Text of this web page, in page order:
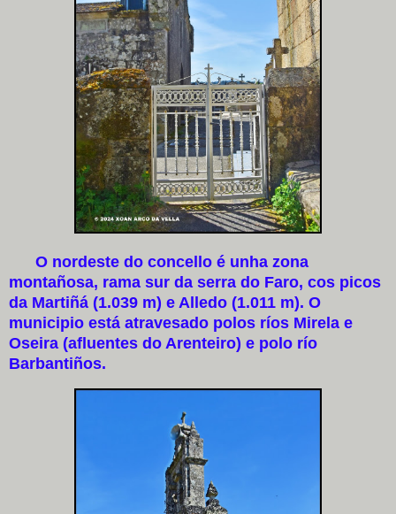
O nordeste do concello é unha zona
montañosa, rama sur da serra do Faro, cos picos
da Martiñá (1.039 m) e Alledo (1.011 m). O
municipio está atravesado polos ríos Mirela e
Oseira (afluentes do Arenteiro) e polo río
Barbantiños.